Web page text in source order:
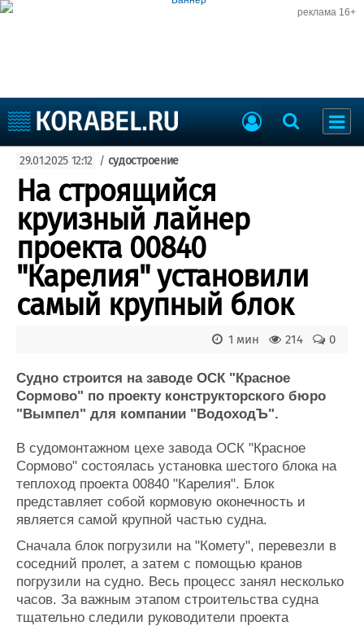
реклама 16+
Судоходство
Судоремонт
События
Пресс-релизы
Порты
Рыболовство
Образование
Яхты и катера
Еще
Компании
Репутация
Крюинг
Журнал
Реклама
Доска объявлений
Оборудование
Изделия
Материалы
Услуги
Выставки и семинары
Личности
Словарь
Галерея флота
Форум
Отзывы
Все службы
29.01.2025 12:12 / судостроение
На строящийся
круизный лайнер
проекта 00840
"Карелия" установили
самый крупный блок
0
214
1 мин
Судно строится на заводе ОСК "Красное
Сормово" по проекту конструкторского бюро
"Вымпел" для компании "ВодоходЪ".
В судомонтажном цехе завода ОСК "Красное
Сормово" состоялась установка шестого блока на
теплоход проекта 00840 "Карелия". Блок
представляет собой кормовую оконечность и
является самой крупной частью судна.
Сначала блок погрузили на "Комету", перевезли в
соседний пролет, а затем с помощью кранов
погрузили на судно. Весь процесс занял несколько
часов. За важным этапом строительства судна
тщательно следили руководители проекта